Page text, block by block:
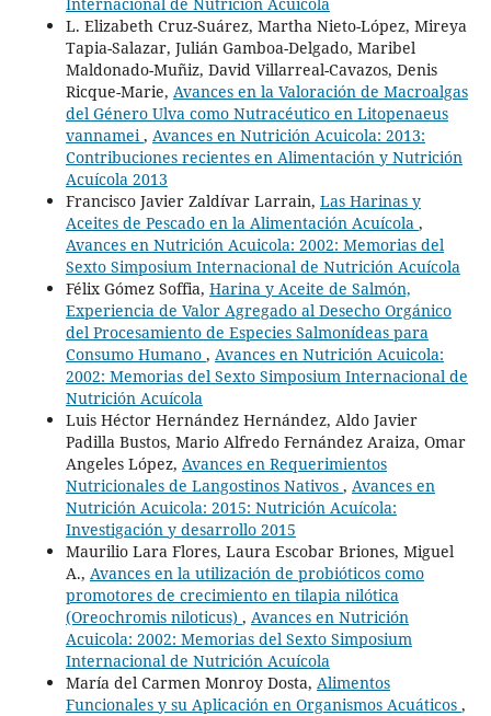
Internacional de Nutrición Acuícola
L. Elizabeth Cruz-Suárez, Martha Nieto-López, Mireya
Tapia-Salazar, Julián Gamboa-Delgado, Maribel
Maldonado-Muñiz, David Villarreal-Cavazos, Denis
Ricque-Marie, Avances en la Valoración de Macroalgas
del Género Ulva como Nutracéutico en Litopenaeus
vannamei, Avances en Nutrición Acuicola: 2013:
Contribuciones recientes en Alimentación y Nutrición
Acuícola 2013
Francisco Javier Zaldívar Larrain, Las Harinas y
Aceites de Pescado en la Alimentación Acuícola ,
Avances en Nutrición Acuicola: 2002: Memorias del
Sexto Simposium Internacional de Nutrición Acuícola
Félix Gómez Soffia, Harina y Aceite de Salmón,
Experiencia de Valor Agregado al Desecho Orgánico
del Procesamiento de Especies Salmonídeas para
Consumo Humano , Avances en Nutrición Acuicola:
2002: Memorias del Sexto Simposium Internacional de
Nutrición Acuícola
Luis Héctor Hernández Hernández, Aldo Javier
Padilla Bustos, Mario Alfredo Fernández Araiza, Omar
Angeles López, Avances en Requerimientos
Nutricionales de Langostinos Nativos , Avances en
Nutrición Acuicola: 2015: Nutrición Acuícola:
Investigación y desarrollo 2015
Maurilio Lara Flores, Laura Escobar Briones, Miguel
A., Avances en la utilización de probióticos como
promotores de crecimiento en tilapia nilótica
(Oreochromis niloticus) , Avances en Nutrición
Acuicola: 2002: Memorias del Sexto Simposium
Internacional de Nutrición Acuícola
María del Carmen Monroy Dosta, Alimentos
Funcionales y su Aplicación en Organismos Acuáticos ,